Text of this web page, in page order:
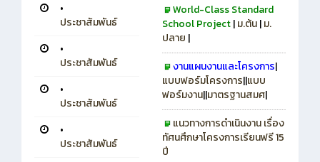
•
ประชาสัมพันธ์
•
ประชาสัมพันธ์
•
ประชาสัมพันธ์
•
ประชาสัมพันธ์
World-Class Standard
School Project|ม.ต้น|ม.
ปลาย |
งานแผนงานและโครงการ|
แบบฟอร์มโครงการ||แบบ
ฟอร์มงาน||มาตรฐานสมศ|
แนวทางการดำเนินงาน เรื่อง
ทัศนศึกษาโครงการเรียนฟรี 15
ปี